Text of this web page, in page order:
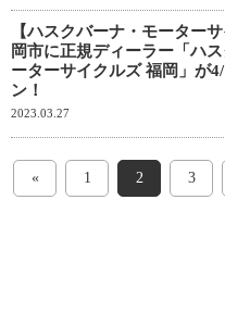
【ハスクバーナ・モーター
岡市に正規ディーラー「ハ
ーターサイクルズ 福岡」が
ン！
2023.03.27
« 1 2 3